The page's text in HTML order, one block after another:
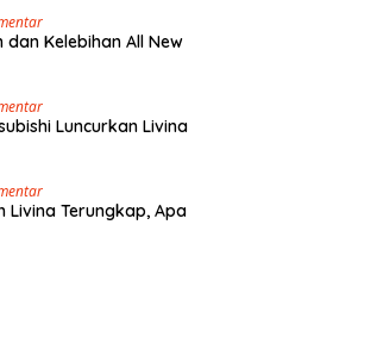
dan Kelebihan All New
Luncurkan Livina
Livina Terungkap, Apa